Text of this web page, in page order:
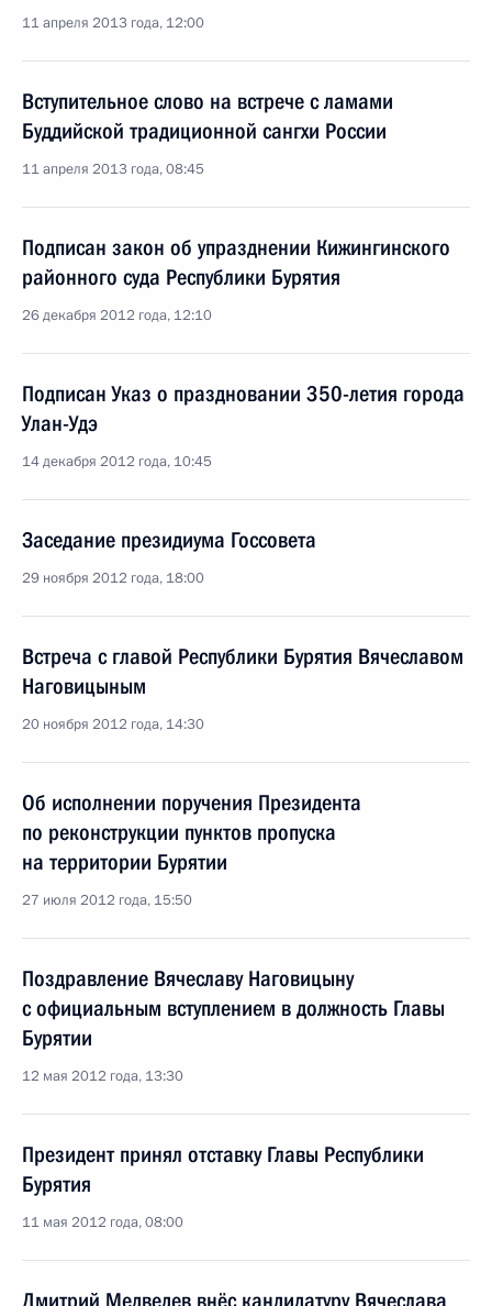
11 апреля 2013 года, 12:00
Вступительное слово на встрече с ламами
Буддийской традиционной сангхи России
11 апреля 2013 года, 08:45
Подписан закон об упразднении Кижингинского
районного суда Республики Бурятия
26 декабря 2012 года, 12:10
Подписан Указ о праздновании 350-летия города
Улан-Удэ
14 декабря 2012 года, 10:45
Заседание президиума Госсовета
29 ноября 2012 года, 18:00
Встреча с главой Республики Бурятия Вячеславом
Наговицыным
20 ноября 2012 года, 14:30
Об исполнении поручения Президента
по реконструкции пунктов пропуска
на территории Бурятии
27 июля 2012 года, 15:50
Поздравление Вячеславу Наговицыну
с официальным вступлением в должность Главы
Бурятии
12 мая 2012 года, 13:30
Президент принял отставку Главы Республики
Бурятия
11 мая 2012 года, 08:00
Дмитрий Медведев внёс кандидатуру Вячеслава